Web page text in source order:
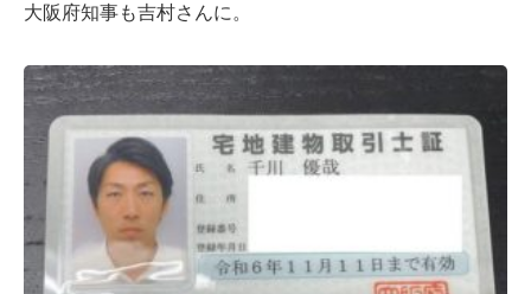
大阪府知事も吉村さんに。